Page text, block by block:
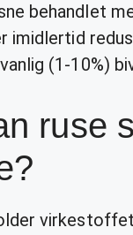
behandlet
imidlertid
(1-10%)
ruse
virkestoffet